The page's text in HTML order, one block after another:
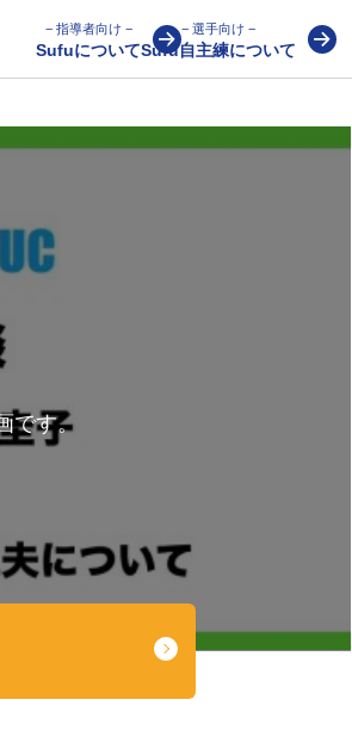
− 指導者向け −
Sufuについて
− 選手向け −
Sufu自主練について
です。